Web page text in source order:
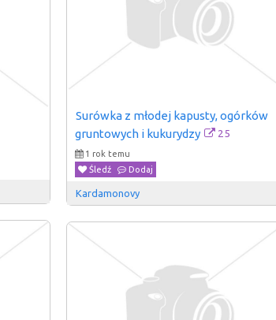
Surówka z młodej kapusty, ogórków
gruntowych i kukurydzy
25
1 rok temu
Śledź
Dodaj
Kardamonovy